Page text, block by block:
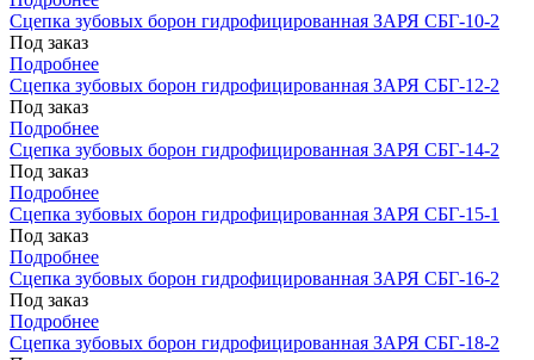
Сцепка зубовых борон гидрофицированная ЗАРЯ СБГ-10-2
Под заказ
Подробнее
Сцепка зубовых борон гидрофицированная ЗАРЯ СБГ-12-2
Под заказ
Подробнее
Сцепка зубовых борон гидрофицированная ЗАРЯ СБГ-14-2
Под заказ
Подробнее
Сцепка зубовых борон гидрофицированная ЗАРЯ СБГ-15-1
Под заказ
Подробнее
Сцепка зубовых борон гидрофицированная ЗАРЯ СБГ-16-2
Под заказ
Подробнее
Сцепка зубовых борон гидрофицированная ЗАРЯ СБГ-18-2